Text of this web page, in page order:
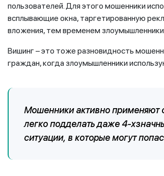
пользователей. Для этого мошенники
всплывающие окна, таргетированную
вложения, тем временем
Вишинг – это тоже разновидность
граждан, когда злоумышленники
Мошенники активно применяют
легко подделать даже 4-
ситуации, в которые могут